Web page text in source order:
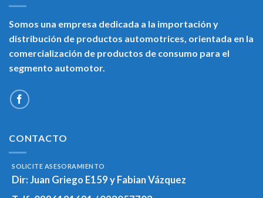
Somos una empresa dedicada a la importación y
distribución de productos automotrices, orientada en la
comercialización de productos de consumo para el
segmento automotor.
CONTACTO
SOLICITE ASESORAMIENTO
Dir: Juan Griego E159 y Fabian Vázquez